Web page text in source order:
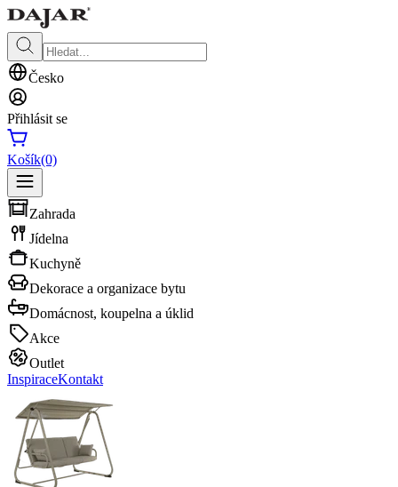
Česko
Přihlásit se
Košík(0)
Zahrada
Jídelna
Kuchyně
Dekorace a organizace bytu
Domácnost, koupelna a úklid
Akce
Outlet
InspiraceKontakt